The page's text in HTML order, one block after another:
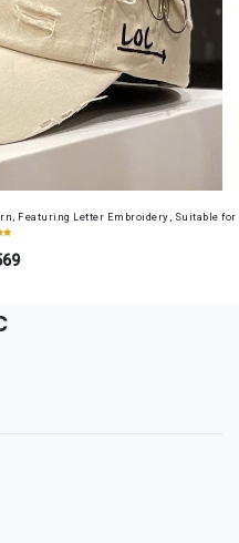
Featuring Letter Embroidery, Suitable